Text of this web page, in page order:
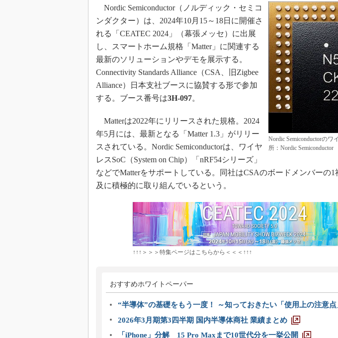
“異端児エンジニア”が仕掛けた社内
改革、執念の180日
イノベーションは日本を救うのか
IHSアナリスト「未来展望」
「英語に愛されないエンジニア」の
Nordic Semiconductorのワ
所：Nordic Semiconductor
Nordic Semiconductor（ノルディック・セミコ
ンダクター）は、2024年10月15～18日に開催さ
れる「CEATEC 2024」（幕張メッセ）に出展
し、スマートホーム規格「Matter」に関連する
最新のソリューションやデモを展示する。
Connectivity Standards Alliance（CSA、旧Zigbee
Alliance）日本支社ブースに協賛する形で参加
する。ブース番号は3H-097。
Matterは2022年にリリースされた規格。2024
年5月には、最新となる「Matter 1.3」がリリー
スされている。Nordic Semiconductorは、ワイヤ
レスSoC（System on Chip）「nRF54シリーズ」
などでMatterをサポートしている。同社はCSAのボードメンバーの1
及に積極的に取り組んでいるという。
↑↑↑＞＞＞特集ページはこちらから＜＜＜↑↑↑
おすすめホワイトペーパー
“半導体”の基礎をもう一度！ ～知っておきたい「使用上の注意点
2026年3月期第3四半期 国内半導体商社 業績まとめ
「iPhone」分解 15 Pro Maxまで10世代分を一挙公開